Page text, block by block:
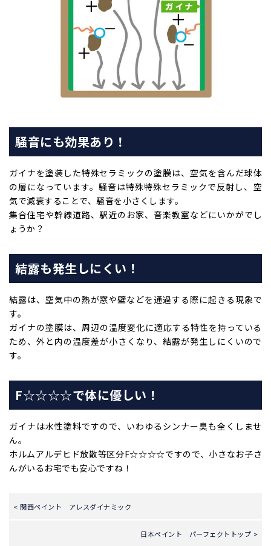
騒音にも効果あり！
ガイナを塗装した特殊セラミックの塗膜は、空気を含んだ球体
の層になっています。騒音は特殊特殊セラミックで反射し、空
気で減衰することで、騒音を小さくします。
集合住宅や幹線道路、駅近のお家、音楽教室などにいかがでし
ょうか？
結露も発生しにくい！
結露は、空気中の熱が窓や壁などを通過する際に起きる現象で
す。
ガイナの塗膜は、周辺の温度変化に適応する特性を持っている
ため、外と内の温度差が小さくなり、結露が発生しにくいので
す。
F☆☆☆☆で体に優しい！
ガイナは水性塗料ですので、いわゆるシンナー臭も全くしませ
ん。
ホルムアルデヒド放散等区分F☆☆☆☆ですので、小さなお子さ
んがいるお宅でも安心ですね！
< 関西ペイント アレスダイナミック
日本ペイント パーフェクトトップ >